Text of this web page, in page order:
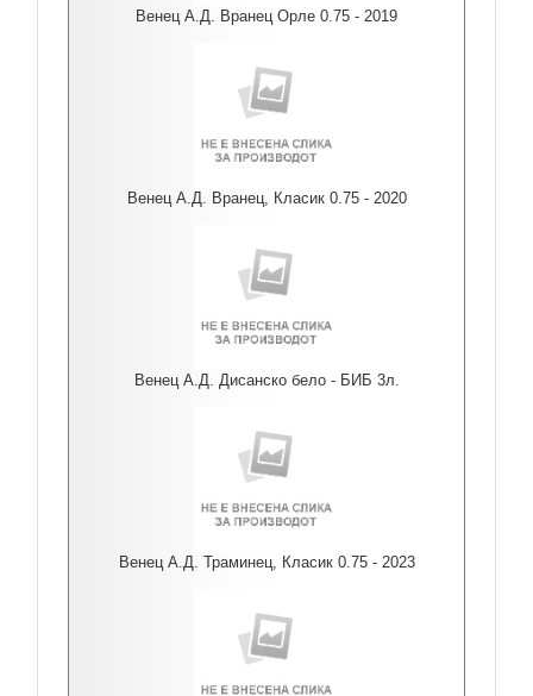
Венец А.Д. Вранец Орле 0.75 - 2019
Венец А.Д. Вранец, Класик 0.75 - 2020
Венец А.Д. Дисанско бело - БИБ 3л.
Венец А.Д. Траминец, Класик 0.75 - 2023